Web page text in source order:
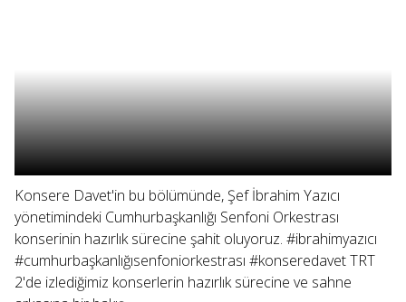
Konsere Davet'in bu bölümünde, Şef İbrahim Yazıcı
yönetimindeki Cumhurbaşkanlığı Senfoni Orkestrası
konserinin hazırlık sürecine şahit oluyoruz. #ibrahimyazıcı
#cumhurbaşkanlığısenfoniorkestrası #konseredavet TRT
2'de izlediğimiz konserlerin hazırlık sürecine ve sahne